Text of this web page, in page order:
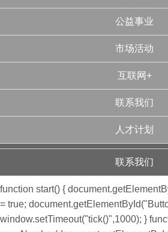
公益事业
市场活动
互联网+
联系我们
人才计划
联系我们
function start() {
= true;
window.setTimeout("tick()",1000); }